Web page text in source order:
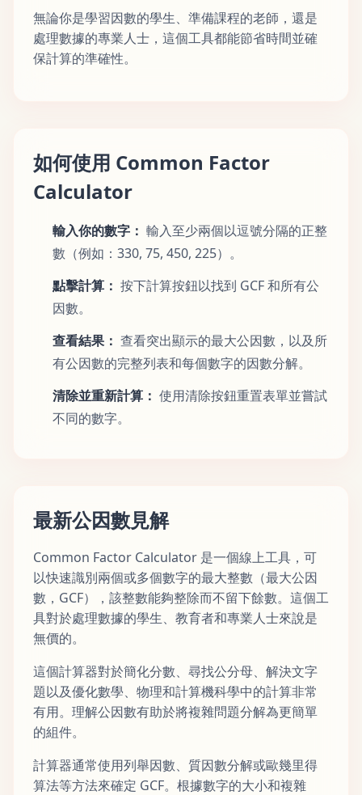
無論你是學習因數的學生、準備課程的老師，還是
處理數據的專業人士，這個工具都能節省時間並確
保計算的準確性。
如何使用 Common Factor
Calculator
輸入你的數字： 輸入至少兩個以逗號分隔的正整
數（例如：330, 75, 450, 225）。
點擊計算： 按下計算按鈕以找到 GCF 和所有公
因數。
查看結果： 查看突出顯示的最大公因數，以及所
有公因數的完整列表和每個數字的因數分解。
清除並重新計算： 使用清除按鈕重置表單並嘗試
不同的數字。
最新公因數見解
Common Factor Calculator 是一個線上工具，可
以快速識別兩個或多個數字的最大整數（最大公因
數，GCF），該整數能夠整除而不留下餘數。這個工
具對於處理數據的學生、教育者和專業人士來說是
無價的。
這個計算器對於簡化分數、尋找公分母、解決文字
題以及優化數學、物理和計算機科學中的計算非常
有用。理解公因數有助於將複雜問題分解為更簡單
的組件。
計算器通常使用列舉因數、質因數分解或歐幾里得
算法等方法來確定 GCF。根據數字的大小和複雜